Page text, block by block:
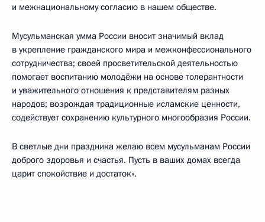
и межнациональному согласию в нашем обществе.
Мусульманская умма России вносит значимый вклад
в укрепление гражданского мира и межконфессионального
сотрудничества; своей просветительской деятельностью
помогает воспитанию молодёжи на основе толерантности
и уважительного отношения к представителям разных
народов; возрождая традиционные исламские ценности,
содействует сохранению культурного многообразия России.
В светлые дни праздника желаю всем мусульманам России
доброго здоровья и счастья. Пусть в ваших домах всегда
царит спокойствие и достаток».